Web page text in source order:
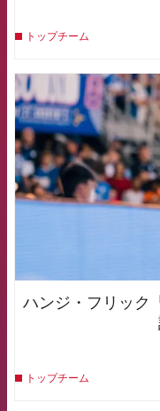
トップチーム
ハンジ・フリック
トップチーム